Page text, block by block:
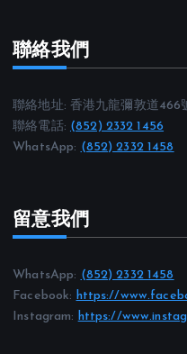
聯絡我們
聯絡地址: 香港九龍彌敦道466
聯絡電話: (852) 2332 1456
WhatsApp: (852) 2332 1458
留意我們
WhatsApp: (852) 2332 1458
Facebook: https://
Instagram: https://